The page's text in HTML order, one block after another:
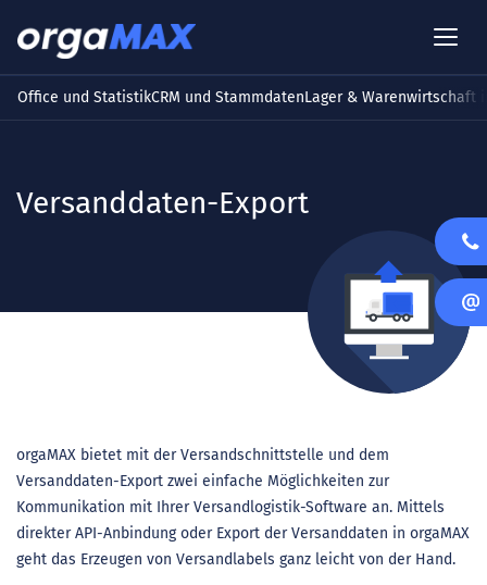
Office und StatistikCRM und StammdatenLager & Warenwirtschaft
Versanddaten-Export
orgaMAX bietet mit der Versandschnittstelle und dem
Versanddaten-Export zwei einfache Möglichkeiten zur
Kommunikation mit Ihrer Versandlogistik-Software an. Mittels
direkter API-Anbindung oder Export der Versanddaten in orgaMAX
geht das Erzeugen von Versandlabels ganz leicht von der Hand.